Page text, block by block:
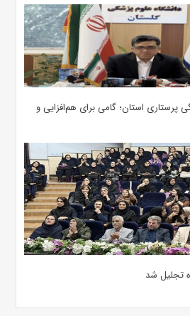
پرستاری استان؛ گامی برای هم‌افزایی و
تجلیل شد